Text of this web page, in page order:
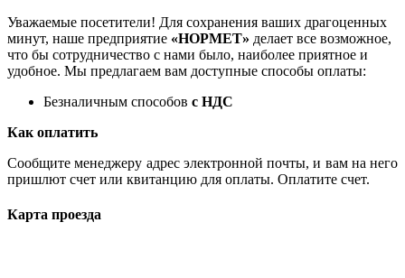
Уважаемые посетители! Для сохранения ваших драгоценных
минут, наше предприятие «НОРМЕТ» делает все возможное,
что бы сотрудничество с нами было, наиболее приятное и
удобное. Мы предлагаем вам доступные способы оплаты:
Безналичным способов с НДС
Как оплатить
Сообщите менеджеру адрес электронной почты, и вам на него
пришлют счет или квитанцию для оплаты. Оплатите счет.
Карта проезда